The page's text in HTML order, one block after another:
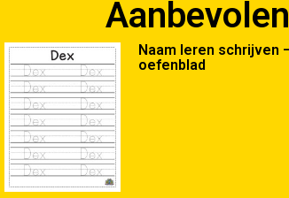
Aanbevolen
Naam leren schrijven
oefenblad